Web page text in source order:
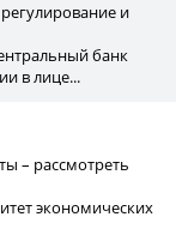
и
банк
в лице...
– рассмотреть
экономических